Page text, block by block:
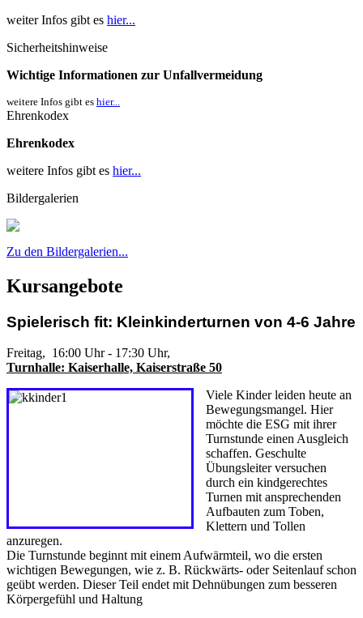
weiter Infos gibt es hier...
Sicherheitshinweise
Wichtige Informationen zur Unfallvermeidung
weitere Infos gibt es hier...
Ehrenkodex
Ehrenkodex
weitere Infos gibt es hier...
Bildergalerien
Zu den Bildergalerien...
Kursangebote
Spielerisch fit: Kleinkinderturnen von 4-6 Jahre
Freitag, 16:00 Uhr - 17:30 Uhr,
Turnhalle: Kaiserhalle, Kaiserstraße 50
Viele Kinder leiden heute an
Bewegungsmangel. Hier
möchte die ESG mit ihrer
Turnstunde einen Ausgleich
schaffen. Geschulte
Übungsleiter versuchen
durch ein kindgerechtes
Turnen mit ansprechenden
Aufbauten zum Toben,
Klettern und Tollen
anzuregen.
Die Turnstunde beginnt mit einem Aufwärmteil, wo die ersten
wichtigen Bewegungen, wie z. B. Rückwärts- oder Seitenlauf schon
geübt werden. Dieser Teil endet mit Dehnübungen zum besseren
Körpergefühl und Haltung